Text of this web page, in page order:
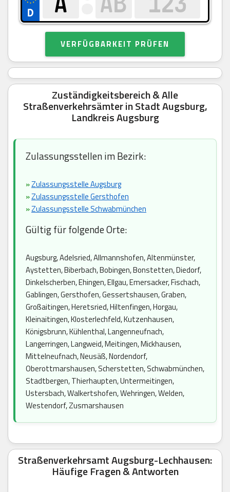
VERFÜGBARKEIT PRÜFEN
Zuständigkeitsbereich & Alle
Straßenverkehrsämter in Stadt Augsburg,
Landkreis Augsburg
Zulassungsstellen im Bezirk:
»Zulassungsstelle Augsburg
»Zulassungsstelle Gersthofen
»Zulassungsstelle Schwabmünchen
Gültig für folgende Orte:
Augsburg, Adelsried, Allmannshofen, Altenmünster,
Aystetten, Biberbach, Bobingen, Bonstetten, Diedorf,
Dinkelscherben, Ehingen, Ellgau, Emersacker, Fischach,
Gablingen, Gersthofen, Gessertshausen, Graben,
Großaitingen, Heretsried, Hiltenfingen, Horgau,
Kleinaitingen, Klosterlechfeld, Kutzenhausen,
Königsbrunn, Kühlenthal, Langenneufnach,
Langerringen, Langweid, Meitingen, Mickhausen,
Mittelneufnach, Neusäß, Nordendorf,
Oberottmarshausen, Scherstetten, Schwabmünchen,
Stadtbergen, Thierhaupten, Untermeitingen,
Ustersbach, Walkertshofen, Wehringen, Welden,
Westendorf, Zusmarshausen
Straßenverkehrsamt Augsburg-Lechhausen:
Häufige Fragen & Antworten